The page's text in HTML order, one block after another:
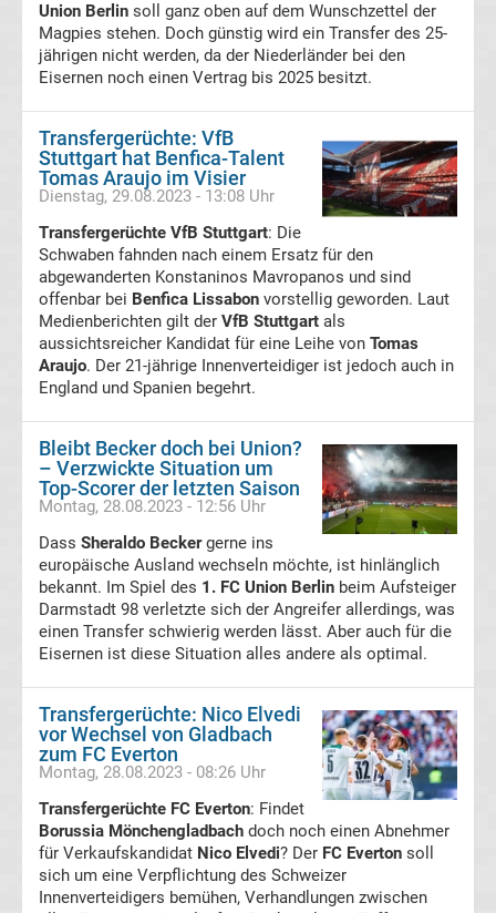
Tabelle
Lig
Ergebnisse
Süper
Lig
Tabelle
Serie
A
Serie
A
Tabelle
Transfergerüchte
Deutschland
Transfergerüchte
Union Berlin soll ganz oben auf dem Wunschzettel der
Magpies stehen. Doch günstig wird ein Transfer des 25-
jährigen nicht werden, da der Niederländer bei den
Eisernen noch einen Vertrag bis 2025 besitzt.
Transfergerüchte: VfB
Stuttgart hat Benfica-Talent
Tomas Araujo im Visier
Dienstag, 29.08.2023 - 13:08 Uhr
Transfergerüchte VfB Stuttgart: Die
Schwaben fahnden nach einem Ersatz für den
abgewanderten Konstaninos Mavropanos und sind
offenbar bei Benfica Lissabon vorstellig geworden. Laut
Medienberichten gilt der VfB Stuttgart als
aussichtsreicher Kandidat für eine Leihe von Tomas
Araujo. Der 21-jährige Innenverteidiger ist jedoch auch in
England und Spanien begehrt.
Bleibt Becker doch bei Union?
– Verzwickte Situation um
Top-Scorer der letzten Saison
Montag, 28.08.2023 - 12:56 Uhr
Dass Sheraldo Beckergerne ins
europäische Ausland wechseln möchte, ist hinlänglich
bekannt. Im Spiel des 1. FC Union Berlin beim Aufsteiger
Darmstadt 98 verletzte sich der Angreifer allerdings, was
einen Transfer schwierig werden lässt. Aber auch für die
Eisernen ist diese Situation alles andere als optimal.
Transfergerüchte: Nico Elvedi
vor Wechsel von Gladbach
zum FC Everton
Montag, 28.08.2023 - 08:26 Uhr
Transfergerüchte FC Everton: Findet
Borussia Mönchengladbach doch noch einen Abnehmer
für Verkaufskandidat Nico Elvedi? Der FC Everton soll
sich um eine Verpflichtung des Schweizer
Innenverteidigers bemühen, Verhandlungen zwischen